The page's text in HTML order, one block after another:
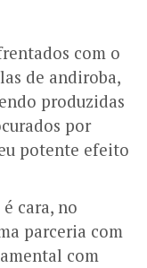
com o
de andiroba,
produzidas
por
potente efeito
cara, no
parceria com
com